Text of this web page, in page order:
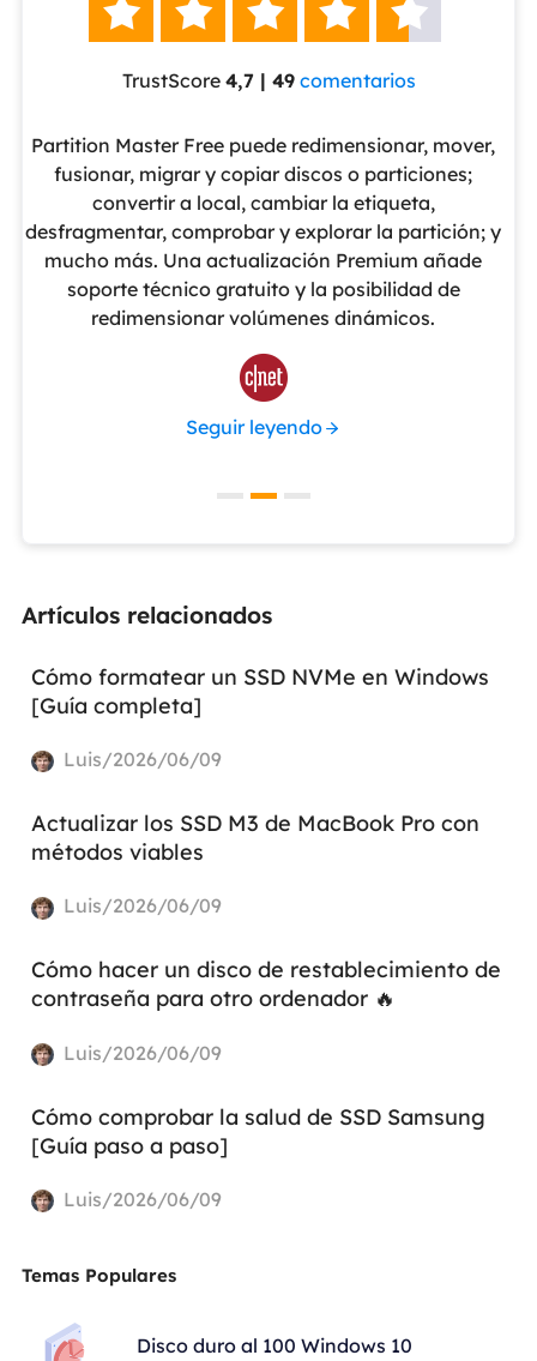
    
TrustScore 4,7 | 49 comentarios
Partition Master Free puede redimensionar, mover,
fusionar, migrar y copiar discos o particiones;
convertir a local, cambiar la etiqueta,
desfragmentar, comprobar y explorar la partición; y
mucho más. Una actualización Premium añade
soporte técnico gratuito y la posibilidad de
redimensionar volúmenes dinámicos.

Seguir leyendo
Artículos relacionados
Cómo formatear un SSD NVMe en Windows
[Guía completa]
Luis/2026/06/09
Actualizar los SSD M3 de MacBook Pro con
métodos viables
Luis/2026/06/09
Cómo hacer un disco de restablecimiento de
contraseña para otro ordenador 🔥
Luis/2026/06/09
Cómo comprobar la salud de SSD Samsung
[Guía paso a paso]
Luis/2026/06/09
Temas Populares
Disco duro al 100 Windows 10